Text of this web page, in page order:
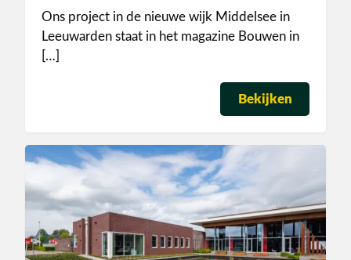
Ons project in de nieuwe wijk Middelsee in
Leeuwarden staat in het magazine Bouwen in
[…]
Bekijken